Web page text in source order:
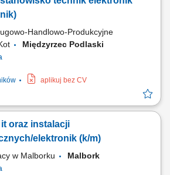
Serwisowanie i obsługę stacji
i przenoszenie stacji telemetrycznych,
Handlowo-Produkcyjne
Międzyrzec Podlaski
aplikuj bez CV
oraz instalacji
elektronik (k/m)
w Malborku
Malbork